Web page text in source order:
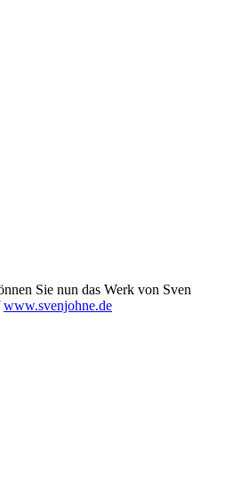
Sie nun das Werk von Sven
www.svenjohne.de